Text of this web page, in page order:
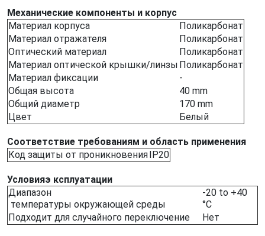
Механические компоненты и корпус
Материал корпуса
Поликарбонат
Материал отражателя
Поликарбонат
Оптический материал
Поликарбонат
Материал оптической крышки/линзы Поликарбонат
Материал фиксации
-
Общая высота
40 mm
Общий диаметр
170 mm
Цвет
Белый
Соответствие требованиям и область применения
Код защиты от проникновенияIP20
Условияэ ксплуатации
Диапазон
температуры окружающей среды
-20 to +40
°C
Подходит для случайного переключение
Нет